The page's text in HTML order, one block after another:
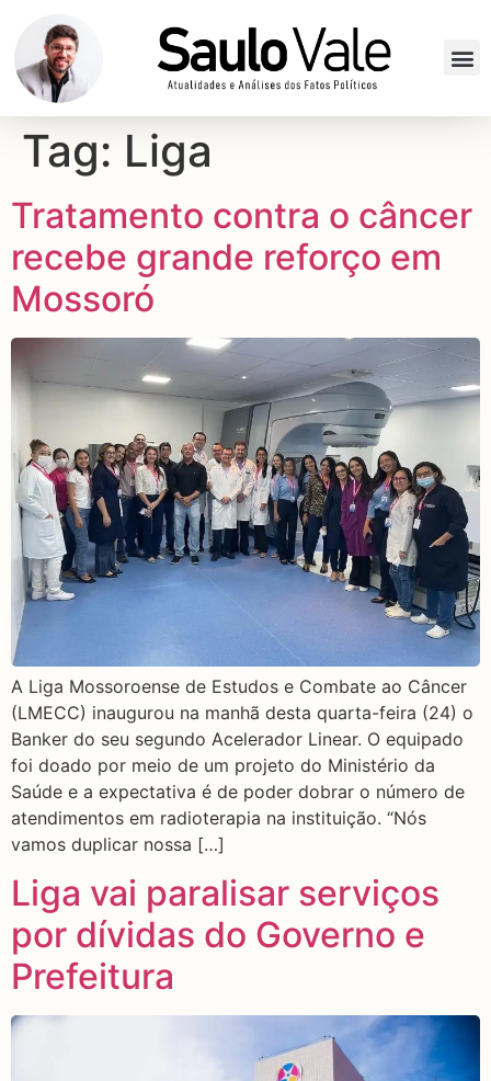
Tag: Liga
Tratamento contra o câncer
recebe grande reforço em
Mossoró
A Liga Mossoroense de Estudos e Combate ao Câncer
(LMECC) inaugurou na manhã desta quarta-feira (24) o
Banker do seu segundo Acelerador Linear. O equipado
foi doado por meio de um projeto do Ministério da
Saúde e a expectativa é de poder dobrar o número de
atendimentos em radioterapia na instituição. “Nós
vamos duplicar nossa […]
Liga vai paralisar serviços
por dívidas do Governo e
Prefeitura